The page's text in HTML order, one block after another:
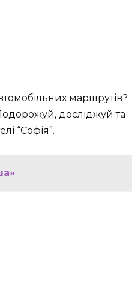
маршрутів?
досліджуй та
“Софія”.